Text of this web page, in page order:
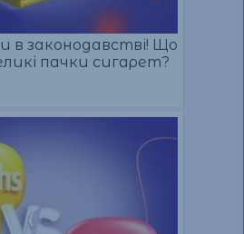
в законодавстві! Що
пачки сигарет?